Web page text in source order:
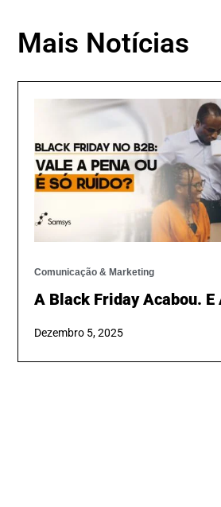
Mais Notícias
Comunicação & Marketing
A Black Friday Acabou. E
Dezembro 5, 2025